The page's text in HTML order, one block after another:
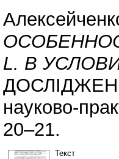
L. В
науково-
20–21.
Текст